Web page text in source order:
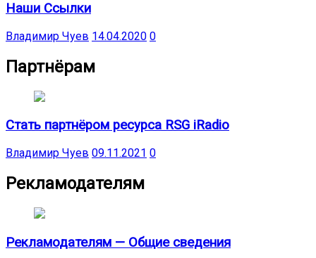
Наши Ссылки
Владимир Чуев 14.04.2020 0
Партнёрам
Стать партнёром ресурса RSG iRadio
Владимир Чуев 09.11.2021 0
Рекламодателям
Рекламодателям — Общие сведения